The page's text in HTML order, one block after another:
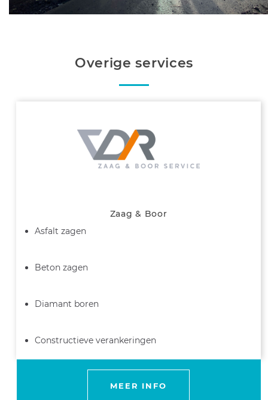
Overige services
Zaag & Boor
Asfalt zagen
Beton zagen
Diamant boren
Constructieve verankeringen
MEER INFO